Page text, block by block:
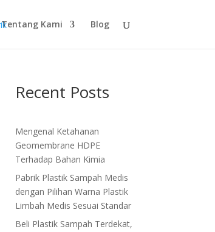
Tentang Kami Blog
Recent Posts
Mengenal Ketahanan
Geomembrane HDPE
Terhadap Bahan Kimia
Pabrik Plastik Sampah Medis
dengan Pilihan Warna Plastik
Limbah Medis Sesuai Standar
Beli Plastik Sampah Terdekat,